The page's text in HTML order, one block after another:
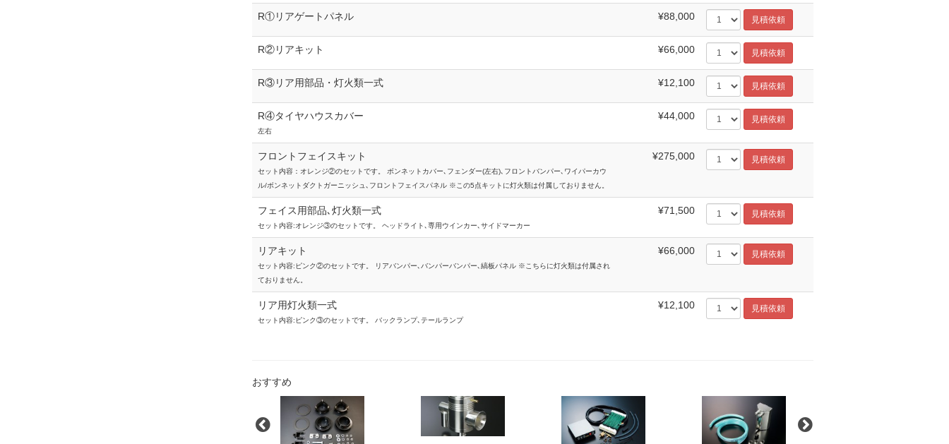
R①リアゲートパネル ¥88,000
R②リアキット ¥66,000
R③リア用部品・灯火類一式 ¥12,100
R④タイヤハウスカバー
左右
¥44,000
フロントフェイスキット
セット内容：オレンジ②のセットです。 ボンネットカバー､フェンダー(左右)､フロントバンパー､ワイパーカウ
ル/ボンネットダクトガーニッシュ､フロントフェイスパネル ※この5点キットに灯火類は付属しておりません。
¥275,000
フェイス用部品､灯火類一式
セット内容:オレンジ③のセットです。 ヘッドライト､専用ウインカー､サイドマーカー
¥71,500
リアキット
セット内容:ピンク②のセットです。 リアバンパー､バンパーバンパー､縞板パネル ※こちらに灯火類は付属され
ておりません。
¥66,000
リア用灯火類一式
セット内容:ピンク③のセットです。 バックランプ､テールランプ
¥12,100
おすすめ